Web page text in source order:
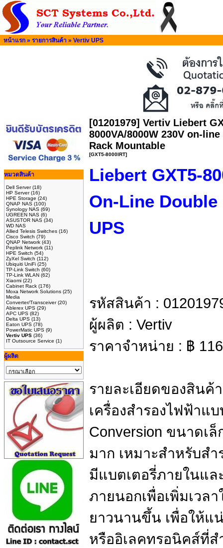
หน้าแรก » รายการสินค้า » Vertiv UPS
หมวดสินค้า
Dell Server(18)
HP Server(16)
HPE Storage (24)
QNAP NAS (100)
Synology NAS (69)
UGREEN NAS (6)
ASUSTOR NAS (34)
WD NAS
Allied Telesis Switches (16)
Cisco Switch (79)
QNAP Network (43)
Peplink Network (11)
HPE Switch (54)
ZyXel Switch (112)
Ubiquiti UniFi (25)
TP-Link Switch (60)
TP-Link WLAN (62)
Xiaomi (22)
Cabinet Rack (176)
Moxa Network Solutions (25)
Media
Converter/Transceiver(20)
Ablerex UPS (29)
APC UPS (82)
Delta UPS (13)
Eaton UPS (78)
PowerMatic UPS (9)
Vertiv UPS (36)
IT Outsource Service (1)
ผู้ผลิต
[01201979] Vertiv Liebert
8000VA/8000W 230V on-
Rack Mountable
[GXT5-8000IRT]
Liebert GXT5-
On-Line
UPS
รหัสสินค้า :
ผู้ผลิต : Vertiv
ราคาจำหน่าย : ฿
รายละเอียดของสินค้
เครื่องสำรองไฟฟ้าแ
Conversion ขนาดเ
มาก เหมาะสำหรับส
มีแบตเตอรี่ภายในแล
ภายนอกเพื่อเพิ่มเวล
ยาวนานขึ้น เพื่อให้แ
หรืออิเลคทรอนิคส์ที่